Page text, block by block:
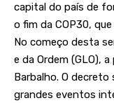
capital do país de
o fim da COP30,
No começo desta
e da Ordem (GLO),
Barbalho. O
grandes eventos